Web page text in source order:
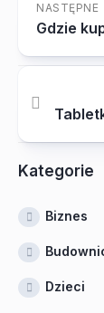
NASTĘPNE
Gdzie
Kategorie
Biznes
Dzieci